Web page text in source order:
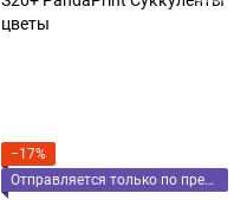
−17%
Отправляется только по предоплате